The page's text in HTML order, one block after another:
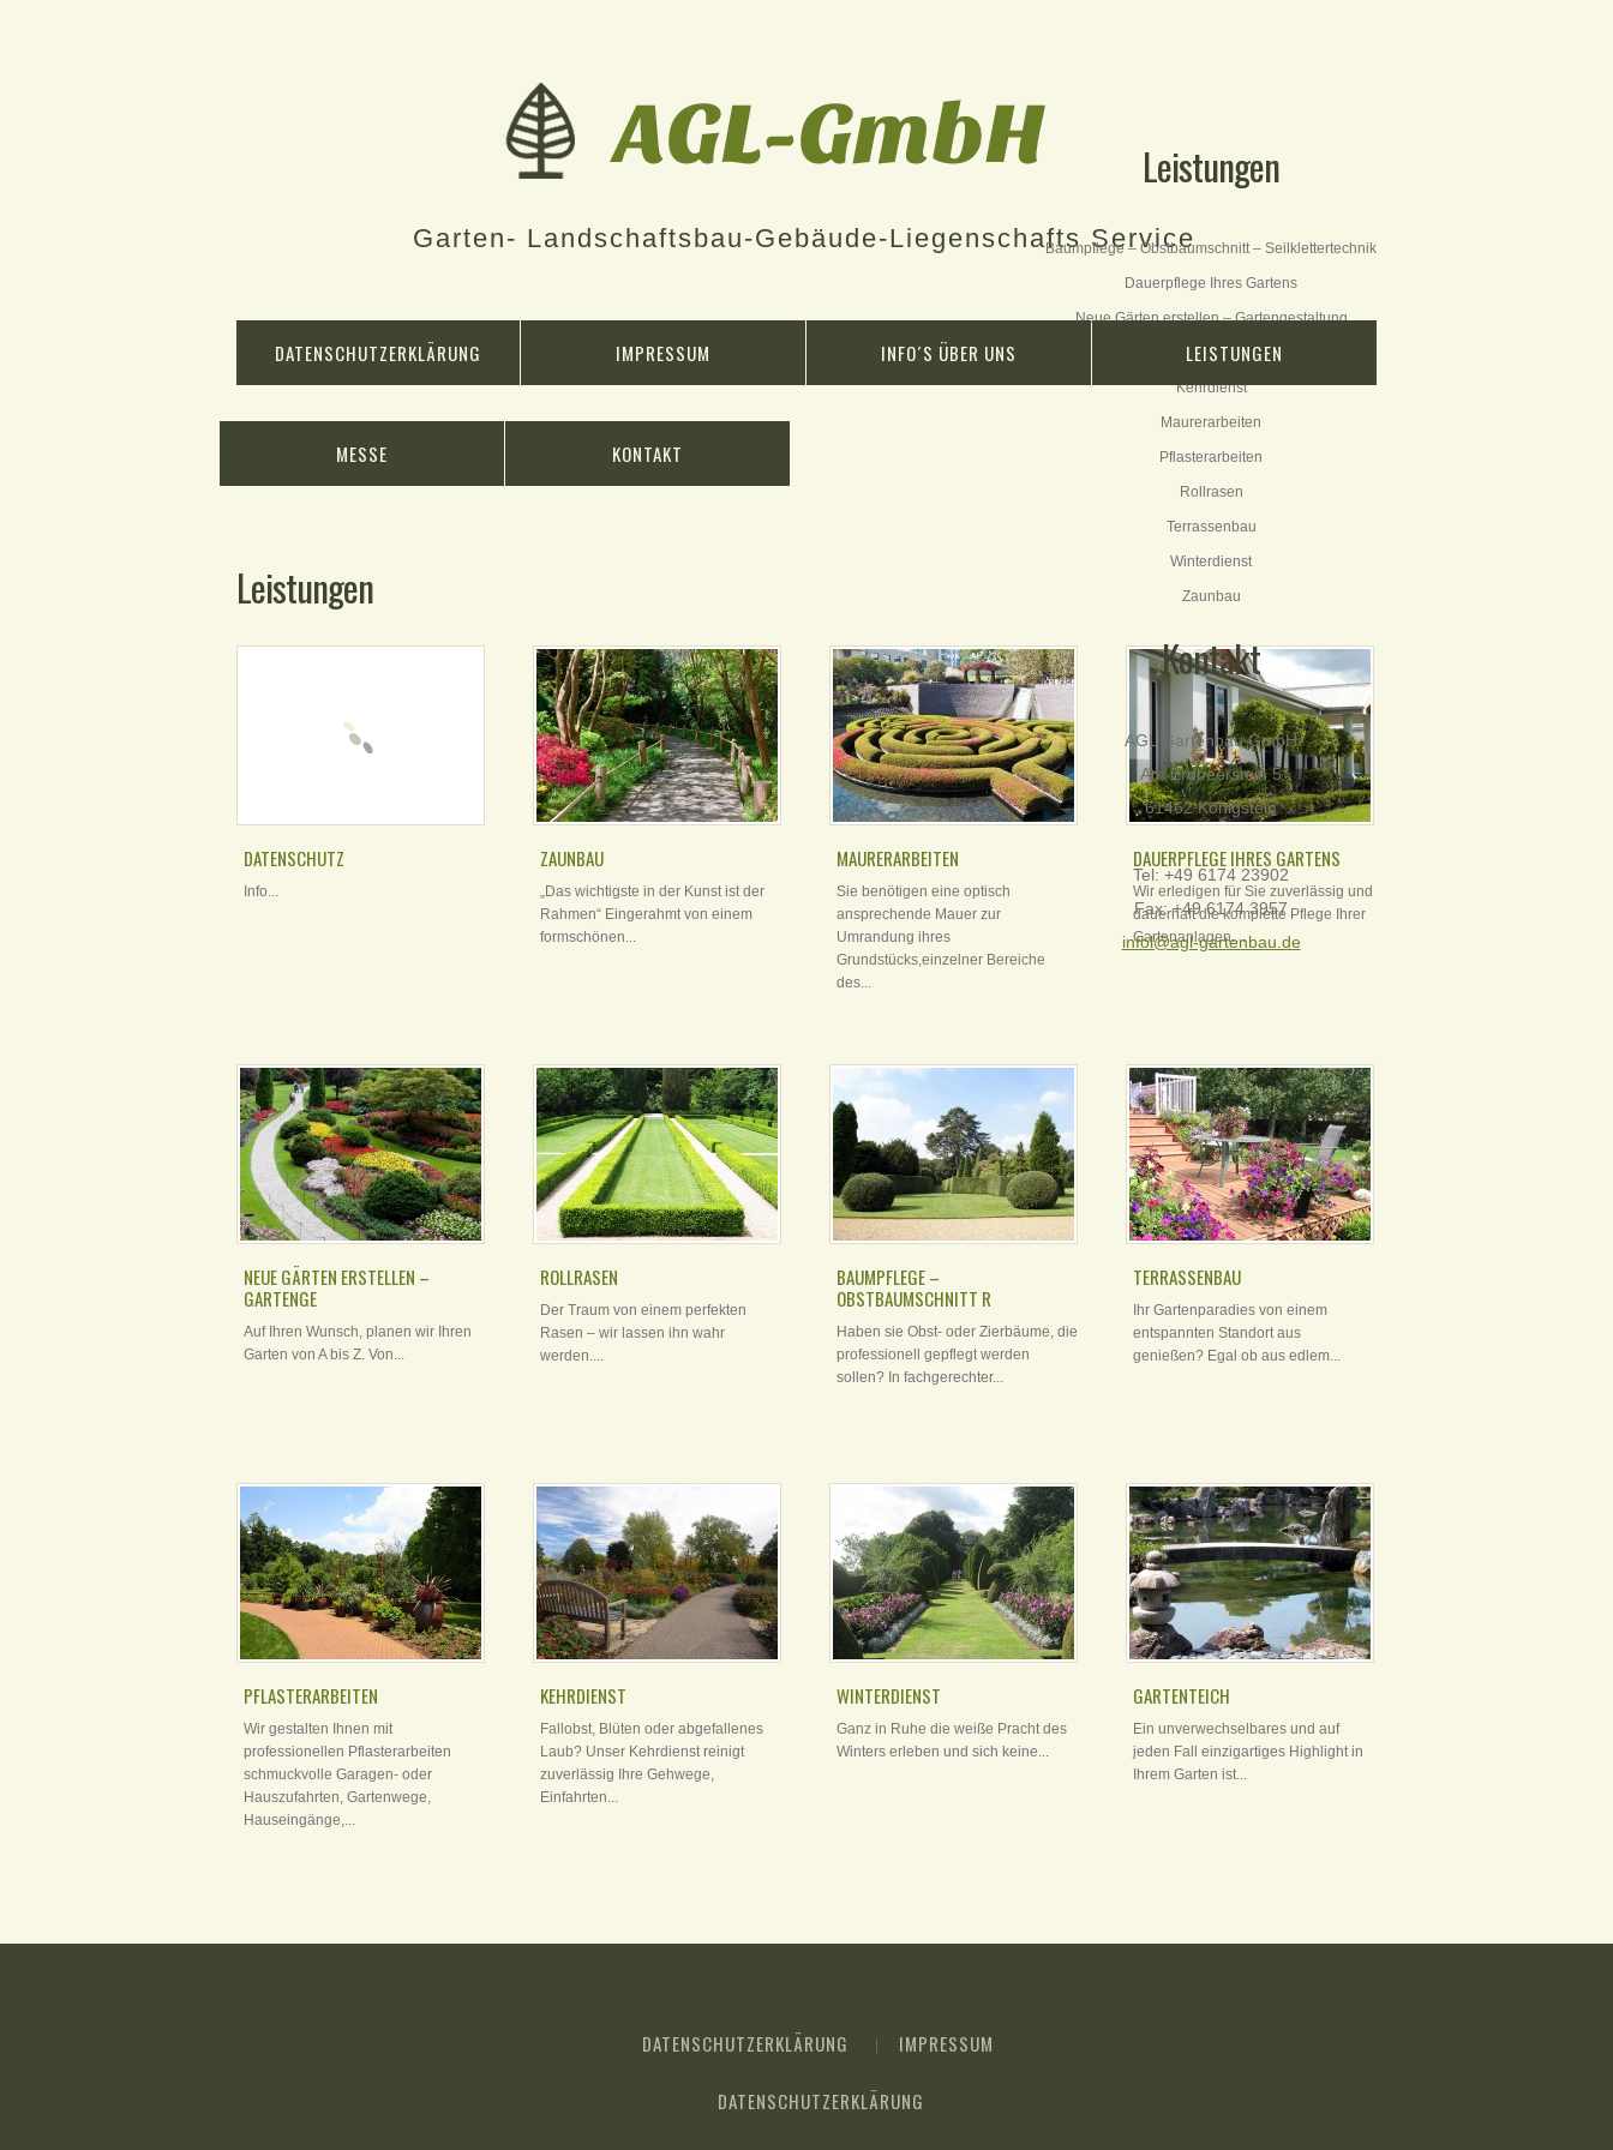
Garten- Landschaftsbau-Gebäude-Liegenschafts Service
Leistungen
Baumpflege – Obstbaumschnitt – Seilklettertechnik
Dauerpflege Ihres Gartens
Neue Gärten erstellen – Gartengestaltung
Gartenteich
Kehrdienst
Maurerarbeiten
Pflasterarbeiten
Rollrasen
Terrassenbau
Winterdienst
Zaunbau
Kontakt
AGL Gartenbau GmbH
Am Erdbeerstein 5
61462 Königstein
Tel: +49 6174 23902
Fax: +49 6174 3957
infol@agl-gartenbau.de
DATENSCHUTZERKLÄRUNG IMPRESSUM INFO´S ÜBER UNS LEISTUNGEN
MESSE KONTAKT
Leistungen
DATENSCHUTZ
Info...
ZAUNBAU
„Das wichtigste in der Kunst ist der
Rahmen“ Eingerahmt von einem
formschönen...
MAURERARBEITEN
Sie benötigen eine optisch
ansprechende Mauer zur
Umrandung ihres
Grundstücks,einzelner Bereiche
des...
DAUERPFLEGE IHRES GARTENS
Wir erledigen für Sie zuverlässig und
dauerhaft die komplette Pflege Ihrer
Gartenanlagen....
NEUE GÄRTEN ERSTELLEN –
GARTENGE
Auf Ihren Wunsch, planen wir Ihren
Garten von A bis Z. Von...
ROLLRASEN
Der Traum von einem perfekten
Rasen – wir lassen ihn wahr
werden....
BAUMPFLEGE –
OBSTBAUMSCHNITT R
Haben sie Obst- oder Zierbäume, die
professionell gepflegt werden
sollen? In fachgerechter...
TERRASSENBAU
Ihr Gartenparadies von einem
entspannten Standort aus
genießen? Egal ob aus edlem...
PFLASTERARBEITEN
Wir gestalten Ihnen mit
professionellen Pflasterarbeiten
schmuckvolle Garagen- oder
Hauszufahrten, Gartenwege,
Hauseingänge,...
KEHRDIENST
Fallobst, Blüten oder abgefallenes
Laub? Unser Kehrdienst reinigt
zuverlässig Ihre Gehwege,
Einfahrten...
WINTERDIENST
Ganz in Ruhe die weiße Pracht des
Winters erleben und sich keine...
GARTENTEICH
Ein unverwechselbares und auf
jeden Fall einzigartiges Highlight in
Ihrem Garten ist...
DATENSCHUTZERKLÄRUNG IMPRESSUM
DATENSCHUTZERKLÄRUNG